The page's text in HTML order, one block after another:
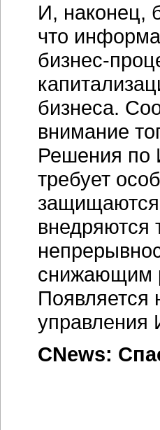
И, наконец,
что
бизнес-
бизнеса.
внимание
Решения по
требует
защищаются
внедряются
снижающим
Появляется
управления
CNews: